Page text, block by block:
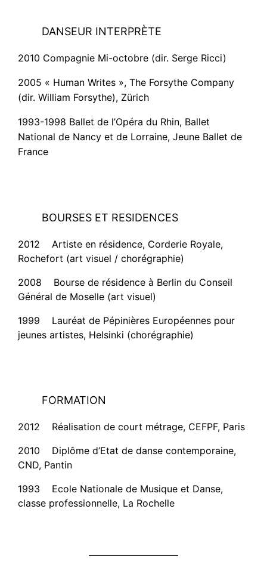
DANSEUR INTERPRÈTE
2010 Compagnie Mi-octobre (dir. Serge Ricci)
2005 « Human Writes », The Forsythe Company
(dir. William Forsythe), Zürich
1993-1998 Ballet de l’Opéra du Rhin, Ballet
National de Nancy et de Lorraine, Jeune Ballet de
France
BOURSES ET RESIDENCES
2012 Artiste en résidence, Corderie Royale,
Rochefort (art visuel / chorégraphie)
2008 Bourse de résidence à Berlin du Conseil
Général de Moselle (art visuel)
1999 Lauréat de Pépinières Européennes pour
jeunes artistes, Helsinki (chorégraphie)
FORMATION
2012 Réalisation de court métrage, CEFPF, Paris
2010 Diplôme d’Etat de danse contemporaine,
CND, Pantin
1993 Ecole Nationale de Musique et Danse,
classe professionnelle, La Rochelle